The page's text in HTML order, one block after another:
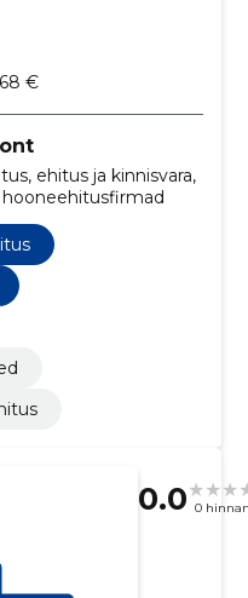
€
ehitus ja kinnisvara,
hooneehitusfirmad
0.0 0